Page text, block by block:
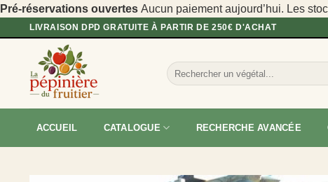
Pré-réservations ouvertes Aucun paiement aujourd’hui. Les
Passer
contenu
LIVRAISON DPD GRATUITE À PARTIR DE 250€ D'ACHAT
Recherche
pour :
ACCUEIL CATALOGUE RECHERCHE AVANCÉE